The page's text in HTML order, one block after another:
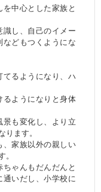
中心とした家族と
識し、自己のイメー
などもつくようにな
てるようになり、ハ
るようになりと身体
景も変化し、より立
ります。
、家族以外の親しい
。
ゃんもだんだんと
通いだし、小学校に